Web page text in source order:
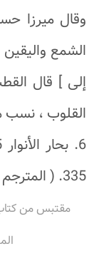
وقال ميرزا
الشمع
إلى ] قال
القلوب ، نسب
335. ( المترجم )
مقتبس من
المجلّد